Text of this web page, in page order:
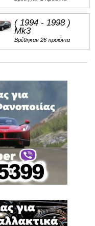
( 1994 - 1998 )
Mk3
Βρέθηκαν 26 προϊόντα